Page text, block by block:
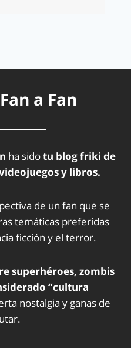
a Fan
ha sidotu blog friki de
y libros.
de un fan que se
temáticas preferidas
ficción y el terror.
superhéroes, zombis
“cultura
nostalgia y ganas de